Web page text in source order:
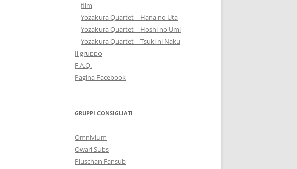
film
Yozakura Quartet – Hana no Uta
Yozakura Quartet – Hoshi no Umi
Yozakura Quartet – Tsuki ni Naku
Il gruppo
F.A.Q.
Pagina Facebook
GRUPPI CONSIGLIATI
Omnivium
Owari Subs
Pluschan Fansub